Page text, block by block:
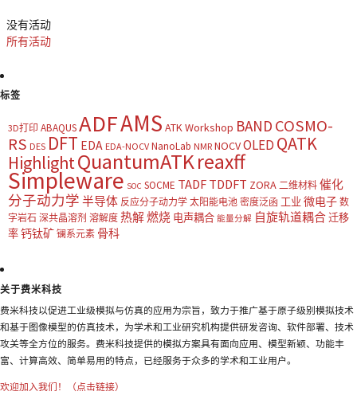
没有活动
所有活动
标签
3D打印 ABAQUSADFAMS ATK Workshop BAND COSMO-
RS DES DFT EDA EDA-NOCV NanoLab NMR NOCVOLED QATK
HighlightQuantumATKreaxff
Simpleware SOC SOCME TADF TDDFT ZORA 二维材料 催化
分子动力学 半导体 反应分子动力学 太阳能电池 密度泛函 工业 微电子 数
字岩石 深共晶溶剂 溶解度 热解燃烧 电声耦合 能量分解 自旋轨道耦合迁移
率钙钛矿 镧系元素 骨科
关于费米科技
费米科技以促进工业级模拟与仿真的应用为宗旨，致力于推广基于原子级别模拟技术
和基于图像模型的仿真技术，为学术和工业研究机构提供研发咨询、软件部署、技术
攻关等全方位的服务。费米科技提供的模拟方案具有面向应用、模型新颖、功能丰
富、计算高效、简单易用的特点，已经服务于众多的学术和工业用户。
欢迎加入我们！（点击链接）